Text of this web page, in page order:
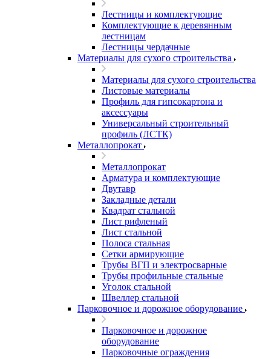
Лестницы и комплектующие
Комплектующие к деревянным
лестницам
Лестницы чердачные
Материалы для сухого строительства
Материалы для сухого строительства
Листовые материалы
Профиль для гипсокартона и
аксессуары
Универсальный строительный
профиль (ЛСТК)
Металлопрокат
Металлопрокат
Арматура и комплектующие
Двутавр
Закладные детали
Квадрат стальной
Лист рифленый
Лист стальной
Полоса стальная
Сетки армирующие
Трубы ВГП и электросварные
Трубы профильные стальные
Уголок стальной
Швеллер стальной
Парковочное и дорожное оборудование
Парковочное и дорожное
оборудование
Парковочные ограждения